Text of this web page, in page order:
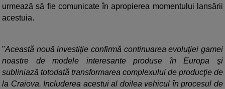
urmează să fie comunicate în apropierea momentului lansării
acestuia.
"Această nouă investiţie confirmă continuarea evoluţiei gamei
noastre de modele interesante produse în Europa şi
subliniază totodată transformarea complexului de producţie de
la Craiova. Includerea acestui al doilea vehicul în procesul de